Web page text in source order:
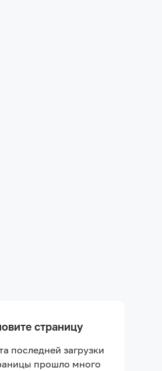
страницу
последней загрузки
прошло много